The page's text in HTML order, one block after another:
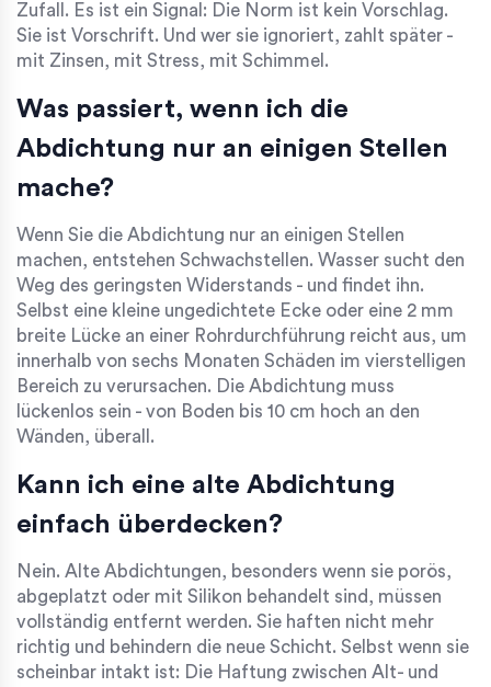
Zufall. Es ist ein Signal: Die Norm ist kein Vorschlag.
Sie ist Vorschrift. Und wer sie ignoriert, zahlt später -
mit Zinsen, mit Stress, mit Schimmel.
Was passiert, wenn ich die
Abdichtung nur an einigen Stellen
mache?
Wenn Sie die Abdichtung nur an einigen Stellen
machen, entstehen Schwachstellen. Wasser sucht den
Weg des geringsten Widerstands - und findet ihn.
Selbst eine kleine ungedichtete Ecke oder eine 2 mm
breite Lücke an einer Rohrdurchführung reicht aus, um
innerhalb von sechs Monaten Schäden im vierstelligen
Bereich zu verursachen. Die Abdichtung muss
lückenlos sein - von Boden bis 10 cm hoch an den
Wänden, überall.
Kann ich eine alte Abdichtung
einfach überdecken?
Nein. Alte Abdichtungen, besonders wenn sie porös,
abgeplatzt oder mit Silikon behandelt sind, müssen
vollständig entfernt werden. Sie haften nicht mehr
richtig und behindern die neue Schicht. Selbst wenn sie
scheinbar intakt ist: Die Haftung zwischen Alt- und